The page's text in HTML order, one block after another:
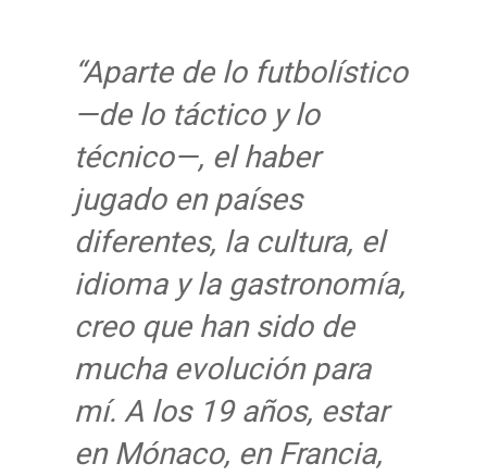
“Aparte de lo futbolístico
—de lo táctico y lo
técnico—, el haber
jugado en países
diferentes, la cultura, el
idioma y la gastronomía,
creo que han sido de
mucha evolución para
mí. A los 19 años, estar
en Mónaco, en Francia,